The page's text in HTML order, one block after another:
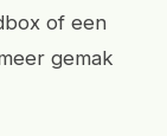
of een
gemak